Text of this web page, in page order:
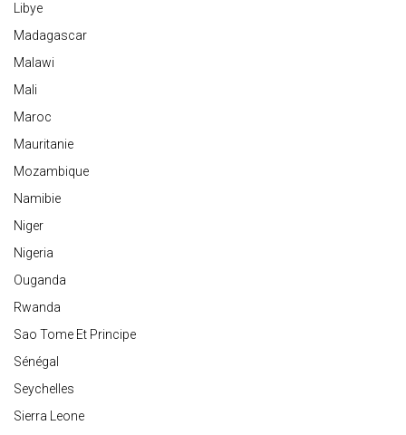
Libye
Madagascar
Malawi
Mali
Maroc
Mauritanie
Mozambique
Namibie
Niger
Nigeria
Ouganda
Rwanda
Sao Tome Et Principe
Sénégal
Seychelles
Sierra Leone